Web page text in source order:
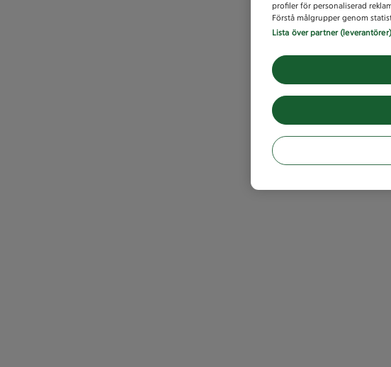
profiler för personaliserad
Förstå målgrupper genom
Lista över partner (leverantörer)